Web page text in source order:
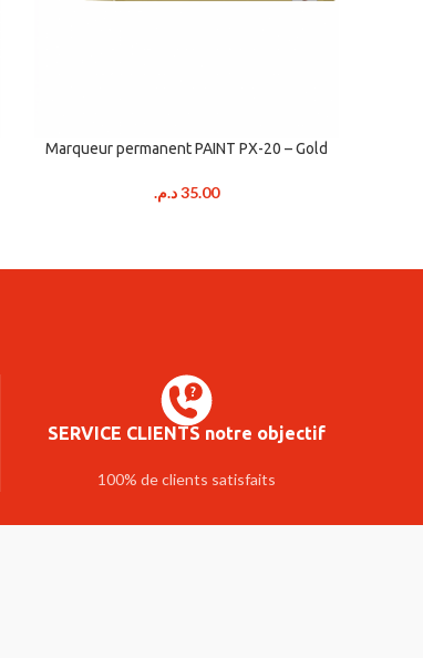
Marqueur permanent PAINT PX-20 – Gold
35.00د.م.
SERVICE CLIENTS notre objectif
100% de clients satisfaits